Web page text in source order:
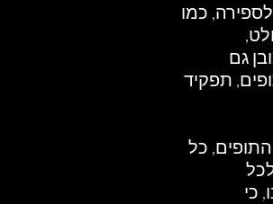
כמו
גם
תפקיד
כל
כי